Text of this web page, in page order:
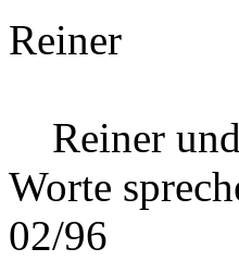
Reiner
Reiner
Worte
02/96